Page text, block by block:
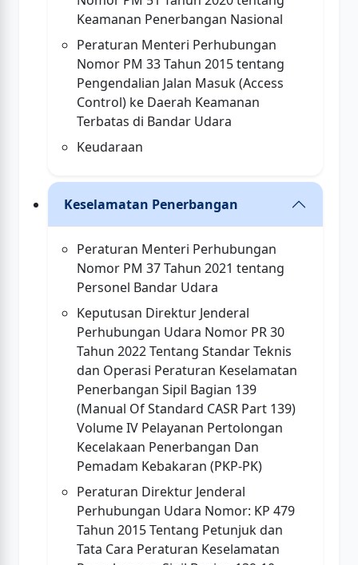
Keamanan Penerbangan Nasional
Peraturan Menteri Perhubungan
Nomor PM 33 Tahun 2015 tentang
Pengendalian Jalan Masuk (Access
Control) ke Daerah Keamanan
Terbatas di Bandar Udara
Keudaraan
Keselamatan Penerbangan
Peraturan Menteri Perhubungan
Nomor PM 37 Tahun 2021 tentang
Personel Bandar Udara
Keputusan Direktur Jenderal
Perhubungan Udara Nomor PR 30
Tahun 2022 Tentang Standar Teknis
dan Operasi Peraturan Keselamatan
Penerbangan Sipil Bagian 139
(Manual Of Standard CASR Part 139)
Volume IV Pelayanan Pertolongan
Kecelakaan Penerbangan Dan
Pemadam Kebakaran (PKP-PK)
Peraturan Direktur Jenderal
Perhubungan Udara Nomor: KP 479
Tahun 2015 Tentang Petunjuk dan
Tata Cara Peraturan Keselamatan